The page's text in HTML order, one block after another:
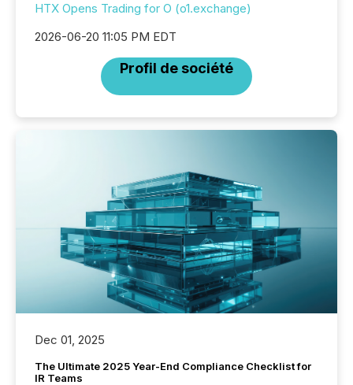
HTX Opens Trading for O (o1.exchange)
2026-06-20 11:05 PM EDT
Profil de société
Dec 01, 2025
The Ultimate 2025 Year-End Compliance Checklist for
IR Teams